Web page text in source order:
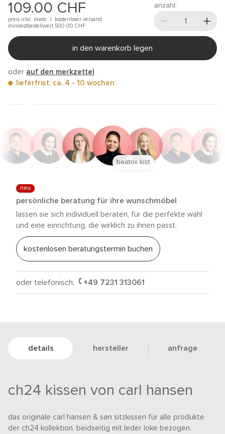
109.00 CHF
preis inkl. mwst. |
kostenloser versand
mindestbestellwert 500.00 CHF
anzahl:
in den warenkorb legen
oder auf den merkzettel
lieferfrist: ca. 4 - 10 wochen
neu
persönliche beratung für ihre wunschmöbel
lassen sie sich individuell beraten, für die perfekte wahl
und eine einrichtung, die wirklich zu ihnen passt.
kostenlosen beratungstermin buchen
oder telefonisch: +49 7231 313061
beatrix kist
details hersteller anfrage
ch24 kissen von carl hansen
das originale carl hansen & søn sitzkissen für alle produkte
der ch24 kollektion. beidseitig mit leder loke bezogen.